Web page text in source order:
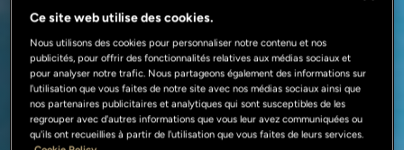
Ce site web utilise des cookies.
Nous utilisons des cookies pour personnaliser notre contenu et nos
publicités, pour offrir des fonctionnalités relatives aux médias sociaux et
pour analyser notre trafic. Nous partageons également des informations sur
l'utilisation que vous faites de notre site avec nos médias sociaux ainsi que
nos partenaires publicitaires et analytiques qui sont susceptibles de les
regrouper avec d'autres informations que vous leur avez communiquées ou
qu'ils ont recueillies à partir de l'utilisation que vous faites de leurs services.